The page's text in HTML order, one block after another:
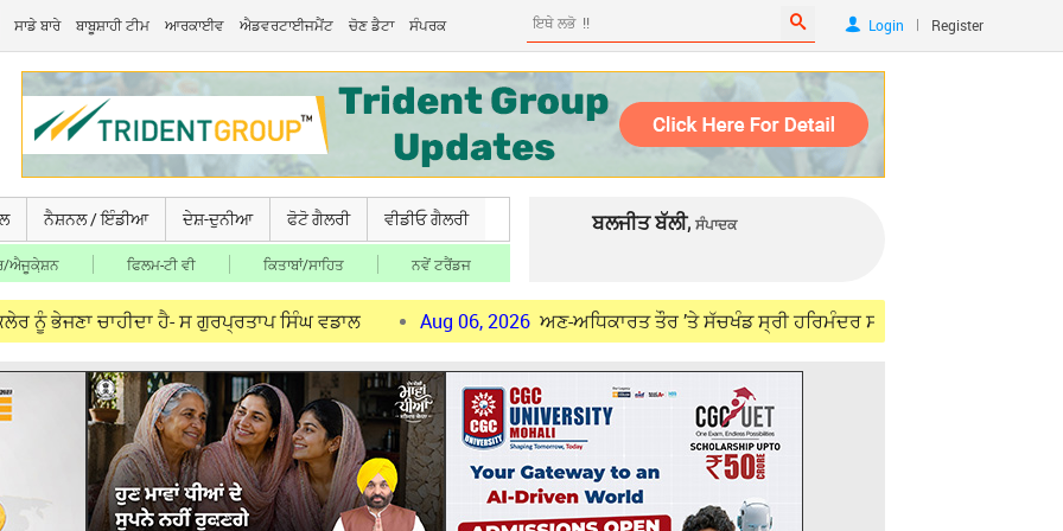
ਸਾਡੇ ਬਾਰੇ ਬਾਬੂਸ਼ਾਹੀ ਟੀਮ ਆਰਕਾਈਵ ਐਡਵਰਟਾਈਜਮੈਂਟ ਚੋਣ ਡੈਟਾ ਸੰਪਰਕ Login | Register
ਨੈਸ਼ਨਲ / ਇੰਡੀਆ ਦੇਸ਼-ਦੁਨੀਆ ਫੋਟੋ ਗੈਲਰੀ ਵੀਡੀਓ ਗੈਲਰੀ
ਐਜੂਕੇ਼ਸ਼ਨ ਫਿਲਮ-ਟੀ ਵੀ ਕਿਤਾਬਾਂ/ਸਾਹਿਤ ਨਵੇਂ ਟਰੈਂਡਜ
ਬਲਜੀਤ ਬੱਲੀ, ਸੰਪਾਦਕ
ਹੈ- ਸ ਗੁਰਪ੍ਰਤਾਪ ਸਿੰਘ ਵਡਾਲ Aug 06, 2026 ਅਣ-ਅਧਿਕਾਰਤ ਤੌਰ ’ਤੇ ਸੱਚਖੰਡ ਸ੍ਰੀ ਹਰਿਮੰਦਰ ਸਾਹਿਬ ਤੋਂ ਗੁਰਬਾਣੀ ਪ੍ਰਸਾਰਣ ਨਹੀਂ